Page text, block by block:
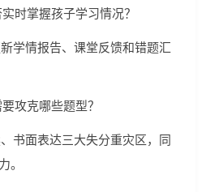
时掌握孩子学习情况？
学情报告、课堂反馈和错题汇
攻克哪些题型？
书面表达三大失分重灾区，同
。